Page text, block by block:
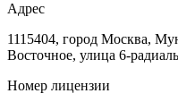
Адрес
1115404, город Москва,
Восточное, улица 6-
Номер лицензии